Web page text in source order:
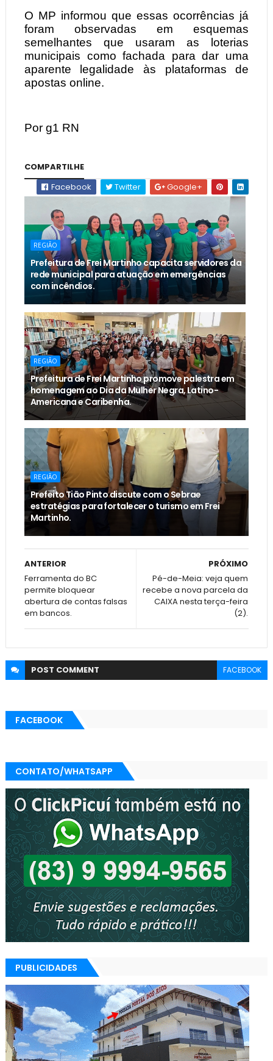
O MP informou que essas ocorrências já
foram observadas em esquemas
semelhantes que usaram as loterias
municipais como fachada para dar uma
aparente legalidade às plataformas de
apostas online.
Por g1 RN
COMPARTILHE
Facebook
Twitter Google+
REGIÃO
Prefeitura de Frei Martinho capacita servidores da
rede municipal para atuação em emergências
com incêndios.
REGIÃO
Prefeitura de Frei Martinho promove palestra em
homenagem ao Dia da Mulher Negra, Latino-
Americana e Caribenha.
REGIÃO
Prefeito Tião Pinto discute com o Sebrae
estratégias para fortalecer o turismo em Frei
Martinho.
PRÓXIMO
Pé-de-Meia: veja quem
recebe a nova parcela da
CAIXA nesta terça-feira
(2).
ANTERIOR
Ferramenta do BC
permite bloquear
abertura de contas falsas
em bancos.
POST COMMENT FACEBOOK
FACEBOOK
CONTATO/WHATSAPP
PUBLICIDADES